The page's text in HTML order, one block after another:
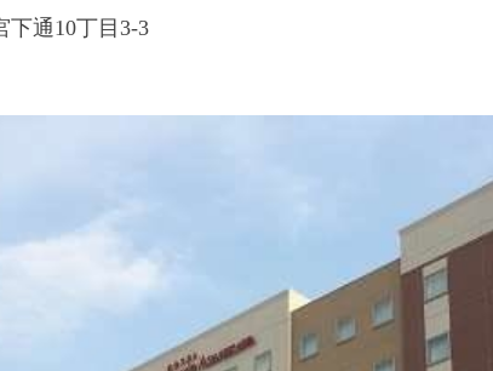
下通10丁目3-3